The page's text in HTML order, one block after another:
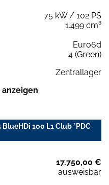
75 kW / 102 PS
1.499 cm³
Euro6d
4 (Green)
Zentrallager
100 L1 Club *PDC
17.750,00 €
ausweisbar